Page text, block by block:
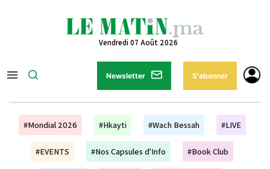
Vendredi 07 Août 2026
Newsletter S'abonner
#Mondial 2026 #Hkayti #Wach Bessah #LIVE
#EVENTS #Nos Capsules d'Info #Book Club